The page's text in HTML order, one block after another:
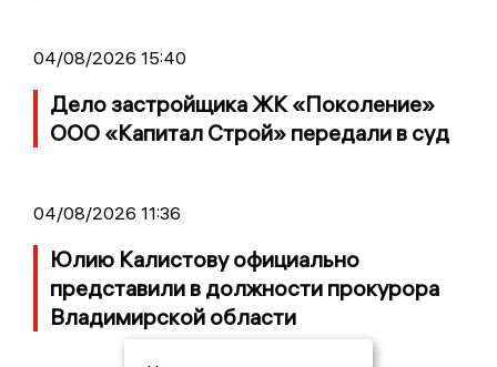
04/08/2026 15:40
Дело застройщика ЖК «Поколение»
ООО «Капитал Строй» передали в суд
04/08/2026 11:36
Юлию Калистову официально
представили в должности прокурора
Владимирской области